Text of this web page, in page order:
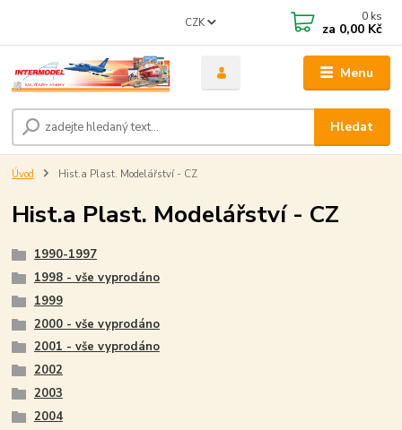
Menu
CZK
Hledat
0 ks
za 0,00 Kč
Úvod Hist.a Plast. Modelářství - CZ
Hist.a Plast. Modelářství - CZ
1990-1997
1998 - vše vyprodáno
1999
2000 - vše vyprodáno
2001 - vše vyprodáno
2002
2003
2004